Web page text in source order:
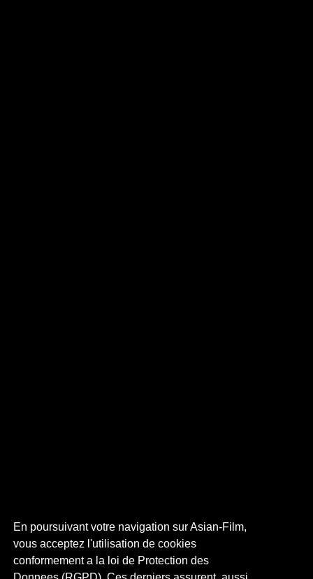
En poursuivant votre navigation sur Asian-Film,
vous acceptez l'utilisation de cookies
conformement a la loi de Protection des